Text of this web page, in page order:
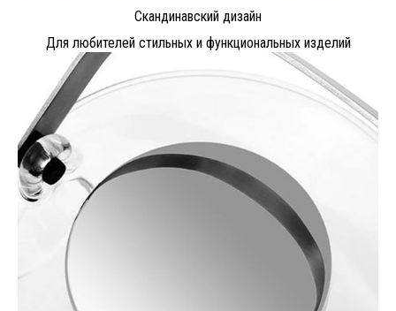
Скандинавский дизайн
Для любителей стильных и функциональных изделий